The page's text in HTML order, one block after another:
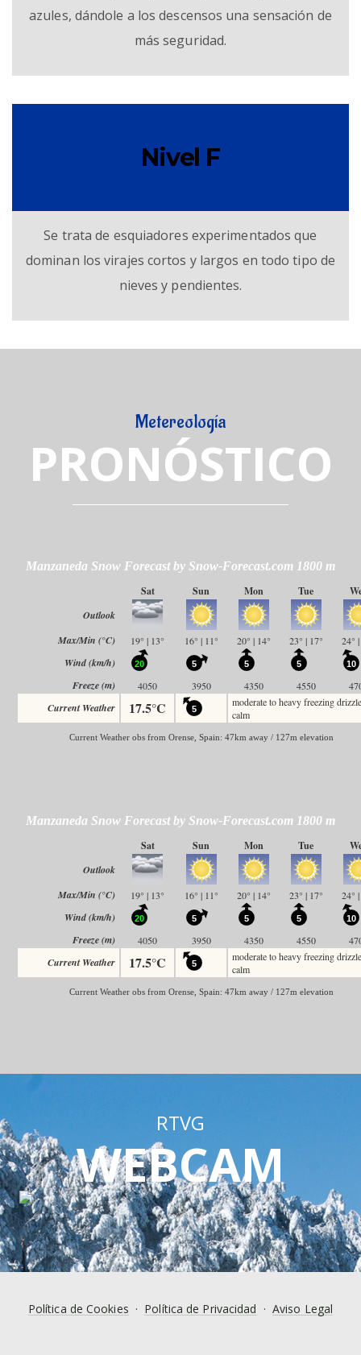
azules, dándole a los descensos una sensación de
más seguridad.
Nivel F
Se trata de esquiadores experimentados que
dominan los virajes cortos y largos en todo tipo de
nieves y pendientes.
Metereología
PRONÓSTICO
RTVG
WEBCAM
Política de Cookies · Política de Privacidad · Aviso Legal